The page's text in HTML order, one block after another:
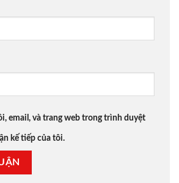
email, và trang web trong trình duyệt
kế tiếp của tôi.